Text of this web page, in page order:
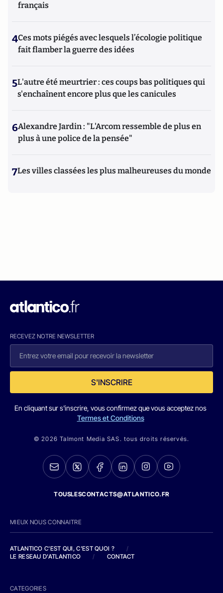
français
4Ces mots piégés avec lesquels l’écologie politique
fait flamber la guerre des idées
5L'autre été meurtrier : ces coups bas politiques qui
s'enchaînent encore plus que les canicules
6Alexandre Jardin : "L'Arcom ressemble de plus en
plus à une police de la pensée"
7Les villes classées les plus malheureuses du monde
RECEVEZ NOTRE NEWSLETTER
S'INSCRIRE
En cliquant sur s'inscrire, vous confirmez que vous acceptez nos
Termes et Conditions
© 2026 Talmont Media SAS. tous droits réservés.
TOUSLESCONTACTS@ATLANTICO.FR
MIEUX NOUS CONNAITRE
ATLANTICO C'EST QUI, C'EST QUOI ?
/
LE RESEAU D'ATLANTICO
/ CONTACT
CATEGORIES